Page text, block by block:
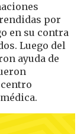
por
en su contra
Luego del
ayuda de